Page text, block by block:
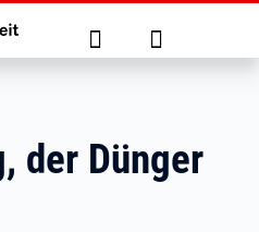
Suche Anmelden
der Dünger